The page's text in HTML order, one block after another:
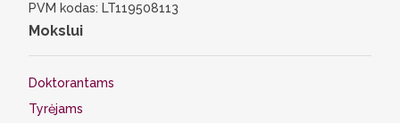
PVM kodas: LT119508113
Mokslui
Doktorantams
Tyrėjams